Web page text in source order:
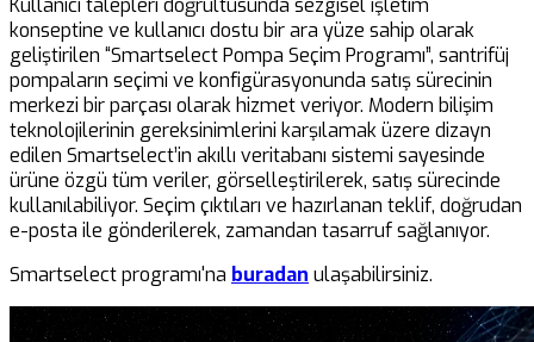
Kullanıcı talepleri doğrultusunda sezgisel işletim
konseptine ve kullanıcı dostu bir ara yüze sahip olarak
geliştirilen “Smartselect Pompa Seçim Programı”, santrifüj
pompaların seçimi ve konfigürasyonunda satış sürecinin
merkezi bir parçası olarak hizmet veriyor. Modern bilişim
teknolojilerinin gereksinimlerini karşılamak üzere dizayn
edilen Smartselect’in akıllı veritabanı sistemi sayesinde
ürüne özgü tüm veriler, görselleştirilerek, satış sürecinde
kullanılabiliyor. Seçim çıktıları ve hazırlanan teklif, doğrudan
e-posta ile gönderilerek, zamandan tasarruf sağlanıyor.
Smartselect programı'na buradan ulaşabilirsiniz.